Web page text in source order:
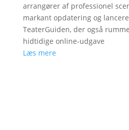
arrangører af professionel
markant opdatering og
TeaterGuiden, der også
hidtidige online-udgave
Læs mere